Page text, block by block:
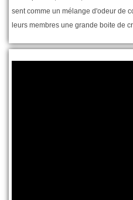
sent comme un mélange d'odeur de
leurs membres une grande boite de